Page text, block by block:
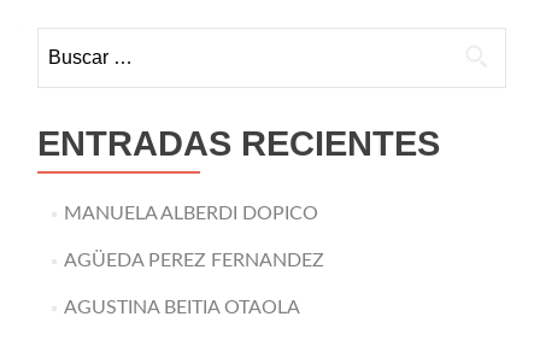
ENTRADAS RECIENTES
MANUELA ALBERDI DOPICO
AGÜEDA PEREZ FERNANDEZ
AGUSTINA BEITIA OTAOLA